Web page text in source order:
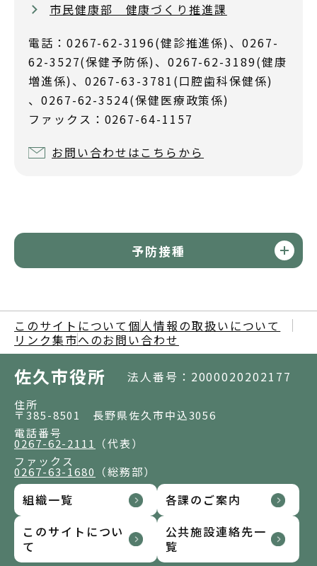
市民健康部 健康づくり推進課
電話：0267-62-3196(健診推進係)、0267-
62-3527(保健予防係)、0267-62-3189(健康
増進係)、0267-63-3781(口腔歯科保健係)
、0267-62-3524(保健医療政策係)
ファックス：0267-64-1157
お問い合わせはこちらから
予防接種
このサイトについて 個人情報の取扱いについて
リンク集市へのお問い合わせ
佐久市役所 法人番号：2000020202177
住所
〒385-8501 長野県佐久市中込3056
電話番号
0267-62-2111
（代表）
ファックス
0267-63-1680 （総務部）
組織一覧
各課のご案内
このサイトについ
て
公共施設連絡先一
覧